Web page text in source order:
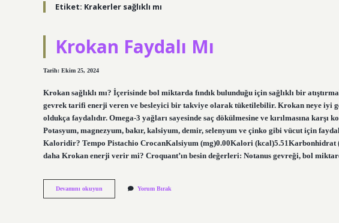
Etiket: Krakerler sağlıklı mı
Krokan Faydalı Mı
Tarih: Ekim 25, 2024
Krokan sağlıklı mı? İçerisinde bol miktarda fındık bulunduğu için sağlıklı bir
gevrek tarifi enerji veren ve besleyici bir takviye olarak tüketilebilir. Krokan neye iyi
oldukça faydalıdır. Omega-3 yağları sayesinde saç dökülmesine ve kırılmasına
Potasyum, magnezyum, bakır, kalsiyum, demir, selenyum ve çinko gibi vücut için
Kaloridir? Tempo Pistachio CrocanKalsiyum (mg)0.00Kalori (kcal)5.51Karbonhidrat
daha Krokan enerji verir mi? Croquant’ın besin değerleri: Notanus gevreği, bol
Devamını okuyun
Faydalı
Yorum Bırak